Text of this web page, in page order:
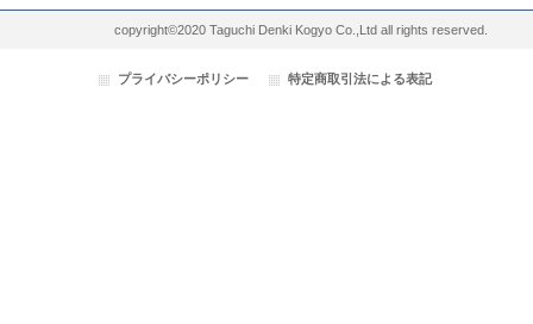
copyright©2020 Taguchi Denki Kogyo Co.,Ltd all rights reserved.
プライバシーポリシー 特定商取引法による表記